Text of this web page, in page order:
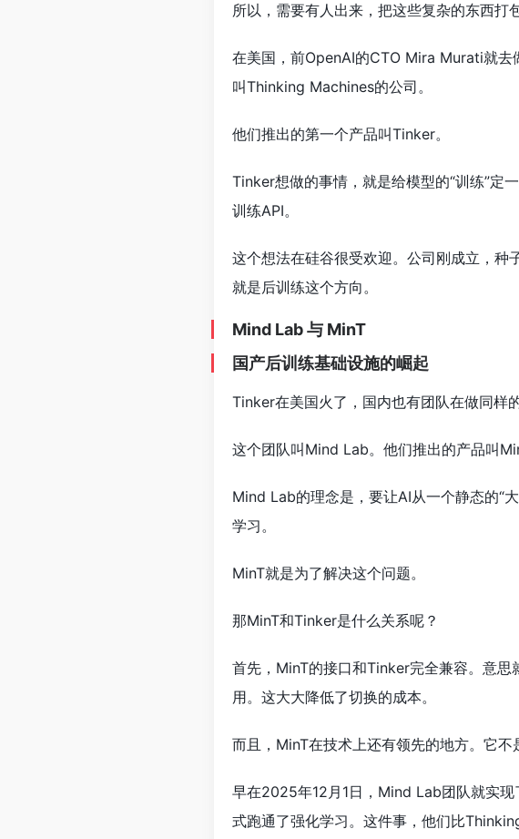
所以，需要有人出来，把这些复杂的东西打
在美国，前OpenAI的CTO Mira Murati就
叫Thinking Machines的公司。
他们推出的第一个产品叫Tinker。
Tinker想做的事情，就是给模型的“训练”定
训练API。
这个想法在硅谷很受欢迎。公司刚成立，
就是后训练这个方向。
Mind Lab 与 MinT
国产后训练基础设施的崛起
Tinker在美国火了，国内也有团队在做同样
这个团队叫Mind Lab。他们推出的产品叫
Mind Lab的理念是，要让AI从一个静态的“
学习。
MinT就是为了解决这个问题。
那MinT和Tinker是什么关系呢？
首先，MinT的接口和Tinker完全兼容。意
用。这大大降低了切换的成本。
而且，MinT在技术上还有领先的地方。它不
早在2025年12月1日，Mind Lab团队就实
式跑通了强化学习。这件事，他们比